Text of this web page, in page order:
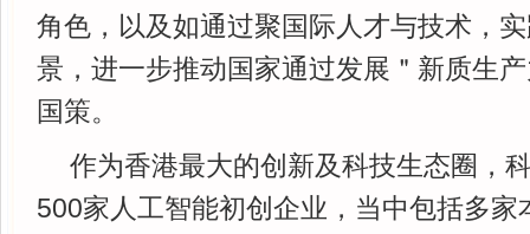
角色，以及如通过聚国际人才与技术，
景，进一步推动国家通过发展＂新质生
国策。
作为香港最大的创新及科技生态圈，
500家人工智能初创企业，当中包括多家